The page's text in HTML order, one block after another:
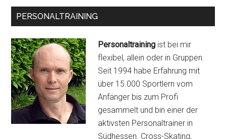
PERSONALTRAINING
Personaltraining ist bei mir
flexibel, allein oder in Gruppen.
Seit 1994 habe Erfahrung mit
über 15.000 Sportlern vom
Anfänger bis zum Profi
gesammelt und bin einer der
aktivsten Personaltrainer in
Südhessen. Cross-Skating,